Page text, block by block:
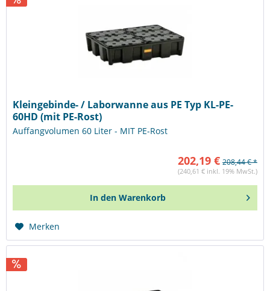
Kleingebinde- / Laborwanne aus PE Typ KL-PE-
60HD (mit PE-Rost)
Auffangvolumen 60 Liter - MIT PE-Rost
202,19 € 208,44 € *
(240,61 € inkl. 19% MwSt.)
In den Warenkorb
Merken